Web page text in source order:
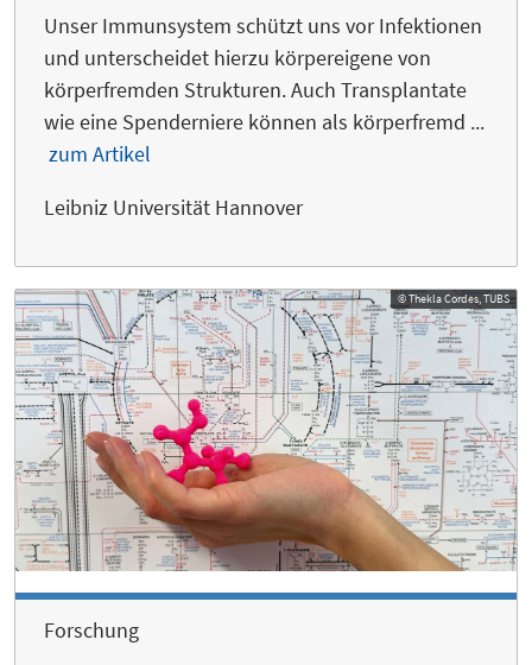
Unser Immunsystem schützt uns vor Infektionen
und unterscheidet hierzu körpereigene von
körperfremden Strukturen. Auch Transplantate
wie eine Spenderniere können als körperfremd ...
zum Artikel
Leibniz Universität Hannover
© Thekla Cordes, TUBS
Forschung